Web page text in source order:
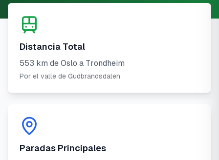
Distancia Total
553 km de Oslo a Trondheim
Por el valle de Gudbrandsdalen
Paradas Principales